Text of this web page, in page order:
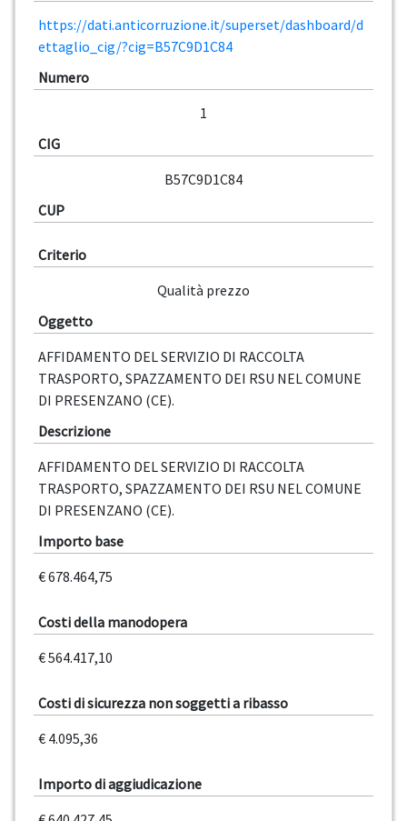
https://dati.anticorruzione.it/superset/dashboard/d
ettaglio_cig/?cig=B57C9D1C84
Numero
1
CIG
B57C9D1C84
CUP
Criterio
Qualità prezzo
Oggetto
AFFIDAMENTO DEL SERVIZIO DI RACCOLTA
TRASPORTO, SPAZZAMENTO DEI RSU NEL COMUNE
DI PRESENZANO (CE).
Descrizione
AFFIDAMENTO DEL SERVIZIO DI RACCOLTA
TRASPORTO, SPAZZAMENTO DEI RSU NEL COMUNE
DI PRESENZANO (CE).
Importo base
€ 678.464,75
Costi della manodopera
€ 564.417,10
Costi di sicurezza non soggetti a ribasso
€ 4.095,36
Importo di aggiudicazione